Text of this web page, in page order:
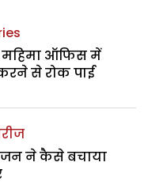
महिमा ऑफिस में
से रोक पाई
ने कैसे बचाया